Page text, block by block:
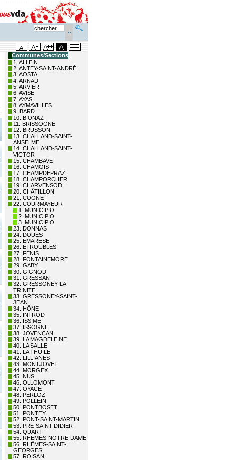
Communes/Sections
1. ALLEIN
2. ANTEY-SAINT-ANDRÉ
3. AOSTA
4. ARNAD
5. ARVIER
6. AVISE
7. AYAS
8. AYMAVILLES
9. BARD
10. BIONAZ
11. BRISSOGNE
12. BRUSSON
13. CHALLAND-SAINT-
ANSELME
14. CHALLAND-SAINT-
VICTOR
15. CHAMBAVE
16. CHAMOIS
17. CHAMPDEPRAZ
18. CHAMPORCHER
19. CHARVENSOD
20. CHÂTILLON
21. COGNE
22. COURMAYEUR
1. MUNICIPIO
2. MUNICIPIO
3. MUNICIPIO
23. DONNAS
24. DOUES
25. EMARÈSE
26. ETROUBLES
27. FÉNIS
28. FONTAINEMORE
29. GABY
30. GIGNOD
31. GRESSAN
32. GRESSONEY-LA-
TRINITÉ
33. GRESSONEY-SAINT-
JEAN
34. HÔNE
35. INTROD
36. ISSIME
37. ISSOGNE
38. JOVENÇAN
39. LA MAGDELEINE
40. LA SALLE
41. LA THUILE
42. LILLIANES
43. MONTJOVET
44. MORGEX
45. NUS
46. OLLOMONT
47. OYACE
48. PERLOZ
49. POLLEIN
50. PONTBOSET
51. PONTEY
52. PONT-SAINT-MARTIN
53. PRÉ-SAINT-DIDIER
54. QUART
55. RHÊMES-NOTRE-DAME
56. RHÊMES-SAINT-
GEORGES
57. ROISAN